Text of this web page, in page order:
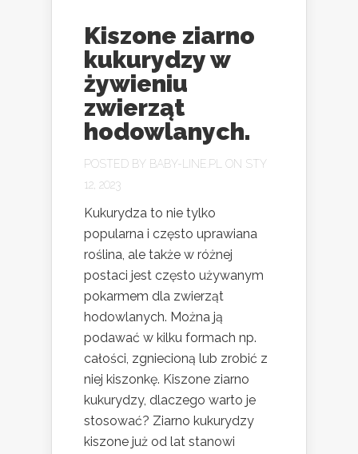
Kiszone ziarno
kukurydzy w
żywieniu
zwierząt
hodowlanych.
POSTED BY BABY-LINE.PL ON STY
12, 2023
Kukurydza to nie tylko
popularna i często uprawiana
roślina, ale także w różnej
postaci jest często używanym
pokarmem dla zwierząt
hodowlanych. Można ją
podawać w kilku formach np.
całości, zgniecioną lub zrobić z
niej kiszonkę. Kiszone ziarno
kukurydzy, dlaczego warto je
stosować? Ziarno kukurydzy
kiszone już od lat stanowi